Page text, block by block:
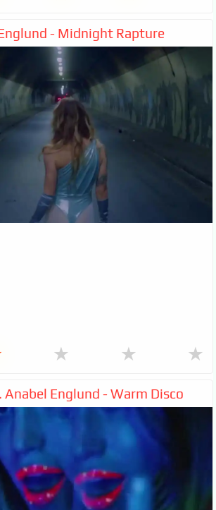
- Midnight Rapture
★ ★ ★
Anabel Englund - Warm Disco